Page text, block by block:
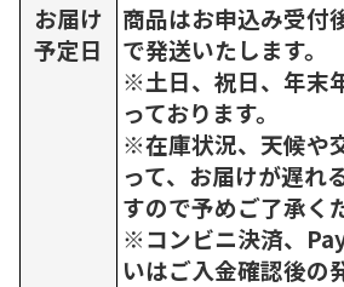
お届け
予定日
商品はお申込み受付
で発送いたします。
※土日、祝日、年末
っております。
※在庫状況、天候や
って、お届けが遅れ
すので予めご了承く
※コンビニ決済、
いはご入金確認後の